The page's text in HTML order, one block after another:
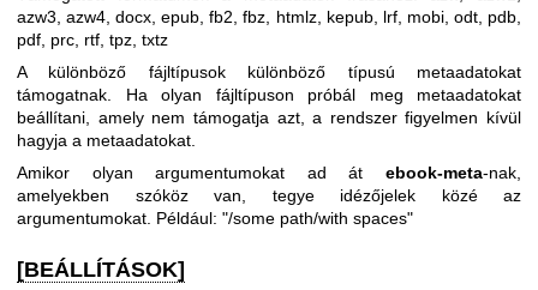
azw3, azw4, docx, epub, fb2, fbz, htmlz, kepub, lrf, mobi, odt, pdb,
pdf, prc, rtf, tpz, txtz
A különböző fájltípusok különböző típusú metaadatokat
támogatnak. Ha olyan fájltípuson próbál meg metaadatokat
beállítani, amely nem támogatja azt, a rendszer figyelmen kívül
hagyja a metaadatokat.
Amikor olyan argumentumokat ad át ebook-meta-nak,
amelyekben szóköz van, tegye idézőjelek közé az
argumentumokat. Például: "/some path/with spaces"
[BEÁLLÍTÁSOK]